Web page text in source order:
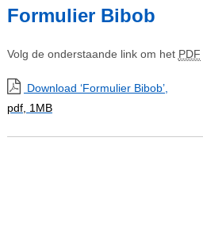
Formulier Bibob
Volg de onderstaande link om het PDF
Download ‘Formulier Bibob’,
pdf, 1MB